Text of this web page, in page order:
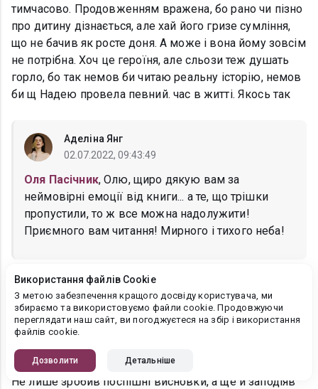
тимчасово. Продовженням вражена, бо рано чи пізно
про дитину дізнається, але хай його гризе сумління,
що не бачив як росте доня. А може і вона йому зовсім
не потрібна. Хоч це героїня, але сльози теж душать
горло, бо так немов би читаю реальну історію, немов
би щ Надею провела певний. час в житті. Якось так
Аделіна Янг
02.07.2022, 09:43:49
Оля Пасічник, Олю, щиро дякую вам за
неймовірні емоції від книги... а те, що трішки
пропустили, то ж все можна надолужити!
Приємного вам читання! Мирного і тихого неба!
Оксана Мрійченко
01.07.2022, 14:49:24
Ех... Такі серйозні наміри, такі гарячі думки, такі щирі
почуття... І все летить в прірву від одного
імпульсивного вчинку. Дем'яне, який же ти телепень!
Не лише зробив поспішні висновки, а ще й заподіяв
Використання файлів Cookie
З метою забезпечення кращого досвіду користувача, ми
збираємо та використовуємо файли cookie. Продовжуючи
переглядати наш сайт, ви погоджуєтеся на збір і використання
файлів cookie.
Дозволити Детальніше